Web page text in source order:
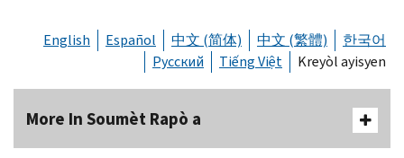
English Español 中文 (简体) 中文 (繁體)
한국어
Русский
Tiếng Việt Kreyòl ayisyen
More In Soumèt Rapò a